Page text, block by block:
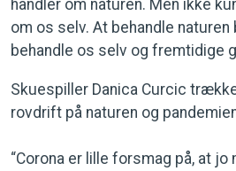
handler om naturen. Men ikke
om os selv. At behandle naturen
behandle os selv og fremtidige
Skuespiller Danica Curcic
rovdrift på naturen og
“Corona er lille forsmag på, at jo